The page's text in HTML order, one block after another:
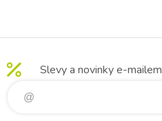
Slevy a novinky e-mailem